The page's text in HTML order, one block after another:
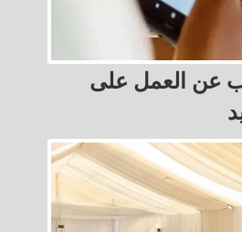
عن العمل على